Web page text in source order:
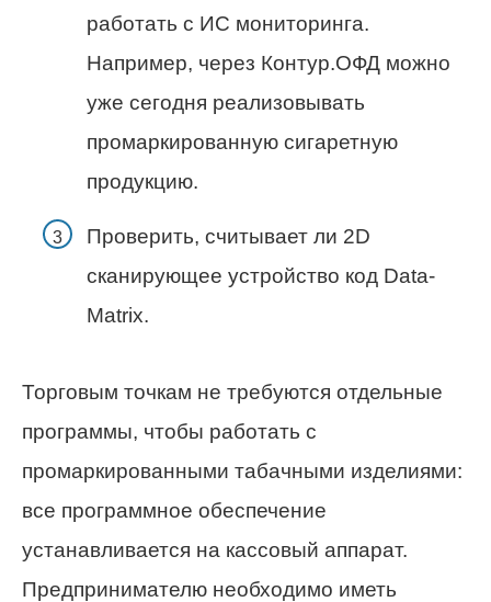
работать с ИС мониторинга.
Например, через Контур.ОФД можно
уже сегодня реализовывать
промаркированную сигаретную
продукцию.
Проверить, считывает ли 2D
сканирующее устройство код Data-
Matrix.
Торговым точкам не требуются отдельные
программы, чтобы работать с
промаркированными табачными изделиями:
все программное обеспечение
устанавливается на кассовый аппарат.
Предпринимателю необходимо иметь